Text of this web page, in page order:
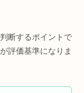
断するポイントで
評価基準になりま